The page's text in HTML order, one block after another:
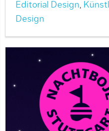
Editorial Design,
Design